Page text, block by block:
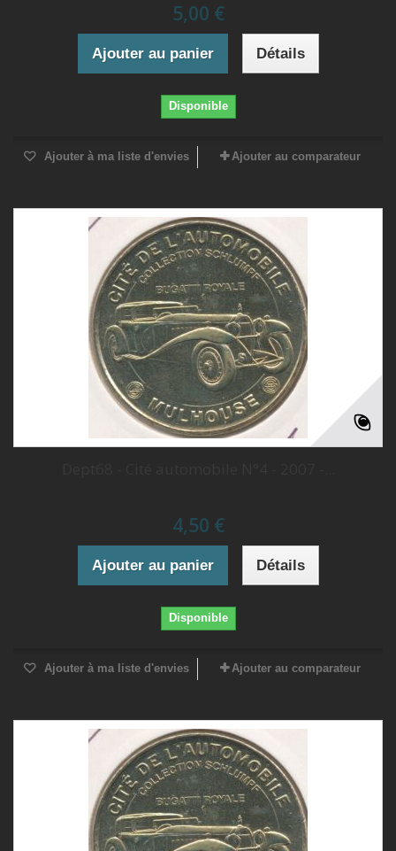
5,00 €
Ajouter au panier Détails
Disponible
Ajouter à ma liste d'envies Ajouter au comparateur
4,50 €
Ajouter au panier Détails
Disponible
Ajouter à ma liste d'envies Ajouter au comparateur